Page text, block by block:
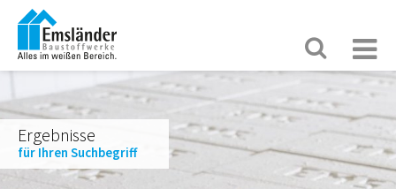
Ergebnisse
für Ihren Suchbegriff